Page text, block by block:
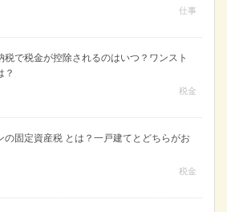
仕事
税で税金が控除されるのはいつ？ワンスト
？
税金
の固定資産税 とは？一戸建てとどちらがお
税金